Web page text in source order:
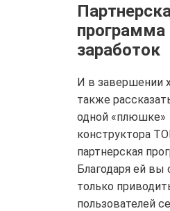
программа
заработок
И в завершении
также
одной «плюшке»
конструктора
партнерская
Благодаря ей вы
только
пользователей